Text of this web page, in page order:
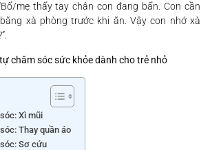
mẹ thấy tay chân con đang bẩn. Con cần
xà phòng trước khi ăn. Vậy con nhớ xà
chăm sóc sức khỏe dành cho trẻ nhỏ
Xì mũi
Thay quần áo
Sơ cứu